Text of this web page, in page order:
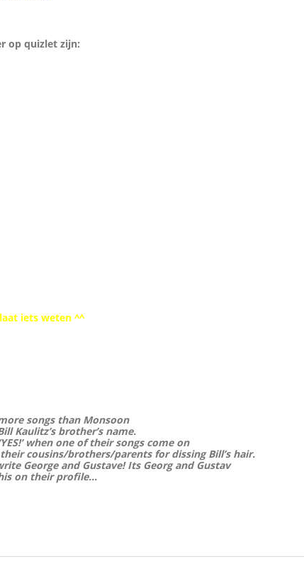
op quizlet zijn:
iets weten ^^
songs than Monsoon
Kaulitz’s brother’s name.
when one of their songs come on
cousins/brothers/parents for dissing Bill’s hair.
George and Gustave! Its Georg and Gustav
on their profile…